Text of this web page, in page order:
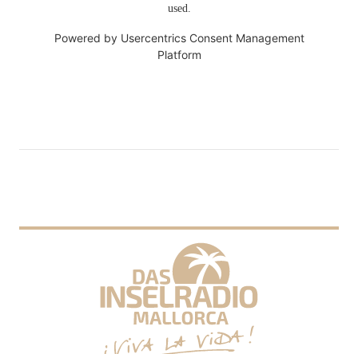
used.
Powered by Usercentrics Consent Management
Platform